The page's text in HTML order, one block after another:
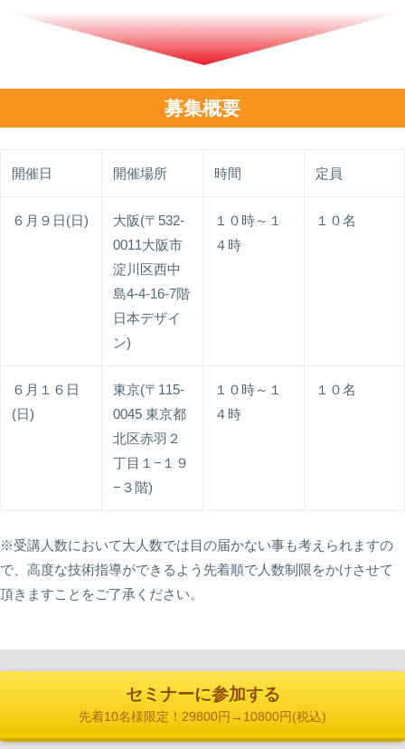
募集概要
開催日 開催場所 時間 定員
６月９日(日)
大阪(〒532-
0011大阪市
淀川区西中
島4-4-16-7階
日本デザイ
ン)
１０時～１
４時
１０名
６月１６日
(日)
東京(〒115-
0045 東京都
北区赤羽２
丁目１−１９
−３階)
１０時～１
４時
１０名
※受講人数において大人数では目の届かない事も考えられますの
で、高度な技術指導ができるよう先着順で人数制限をかけさせて
頂きますことをご了承ください。
セミナーに参加する
先着10名様限定！29800円→10800円(税込)